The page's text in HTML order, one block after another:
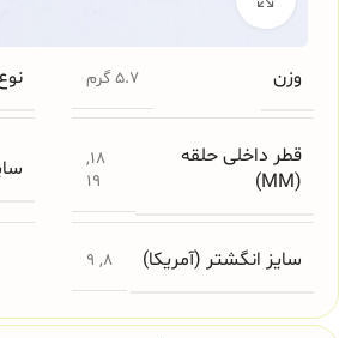
وزن 5.7 گرم
قطر داخلی حلقه
(MM)
18
,
19
سایز انگشتر (آمریکا) 8
,
9